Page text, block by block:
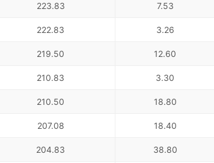
223.83 7.53
222.83 3.26
219.50 12.60
210.83 3.30
210.50 18.80
207.08 18.40
204.83 38.80